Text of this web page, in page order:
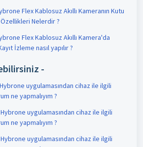
Flex Kablosuz Akıllı Kameranın Kutu
Nelerdir ?
Flex Kablosuz Akıllı Kamera'da
İzleme nasıl yapılır ?
-
uygulamasından cihaz ile ilgili
ne yapmalıyım ?
Hybrone uygulamasından cihaz ile ilgili
ne yapmalıyım ?
Hybrone uygulamasından cihaz ile ilgili